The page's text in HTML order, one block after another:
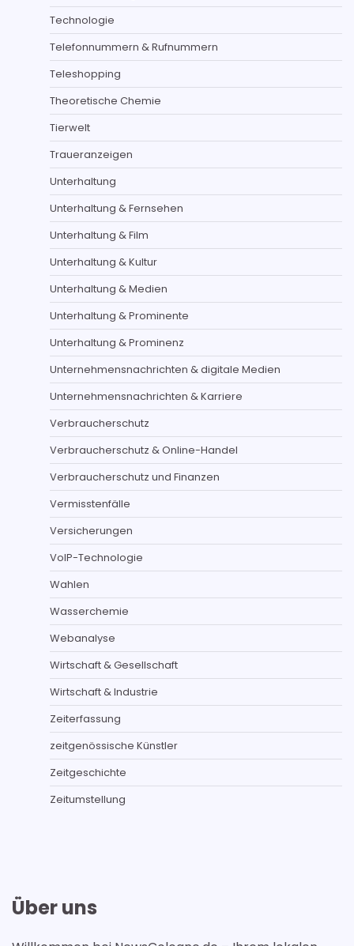
Technologie
Telefonnummern & Rufnummern
Teleshopping
Theoretische Chemie
Tierwelt
Traueranzeigen
Unterhaltung
Unterhaltung & Fernsehen
Unterhaltung & Film
Unterhaltung & Kultur
Unterhaltung & Medien
Unterhaltung & Prominente
Unterhaltung & Prominenz
Unternehmensnachrichten & digitale Medien
Unternehmensnachrichten & Karriere
Verbraucherschutz
Verbraucherschutz & Online-Handel
Verbraucherschutz und Finanzen
Vermisstenfälle
Versicherungen
VoIP-Technologie
Wahlen
Wasserchemie
Webanalyse
Wirtschaft & Gesellschaft
Wirtschaft & Industrie
Zeiterfassung
zeitgenössische Künstler
Zeitgeschichte
Zeitumstellung
Über uns